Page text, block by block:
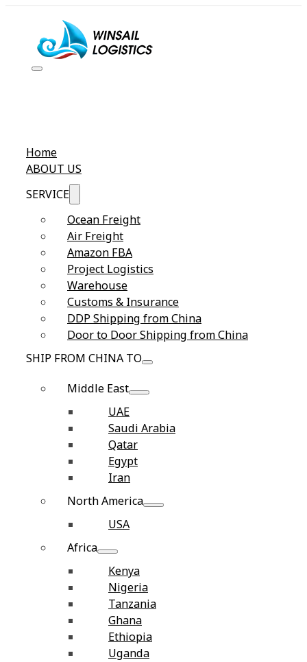
Home
ABOUT US
SERVICE
Ocean Freight
Air Freight
Amazon FBA
Project Logistics
Warehouse
Customs & Insurance
DDP Shipping from China
Door to Door Shipping from China
SHIP FROM CHINA TO
Middle East
UAE
Saudi Arabia
Qatar
Egypt
Iran
North America
USA
Africa
Kenya
Nigeria
Tanzania
Ghana
Ethiopia
Uganda